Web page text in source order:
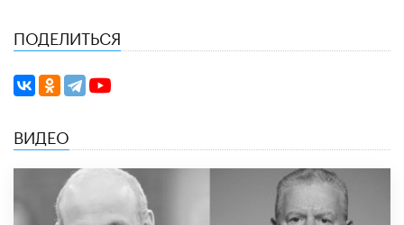
ПОДЕЛИТЬСЯ
ВИДЕО